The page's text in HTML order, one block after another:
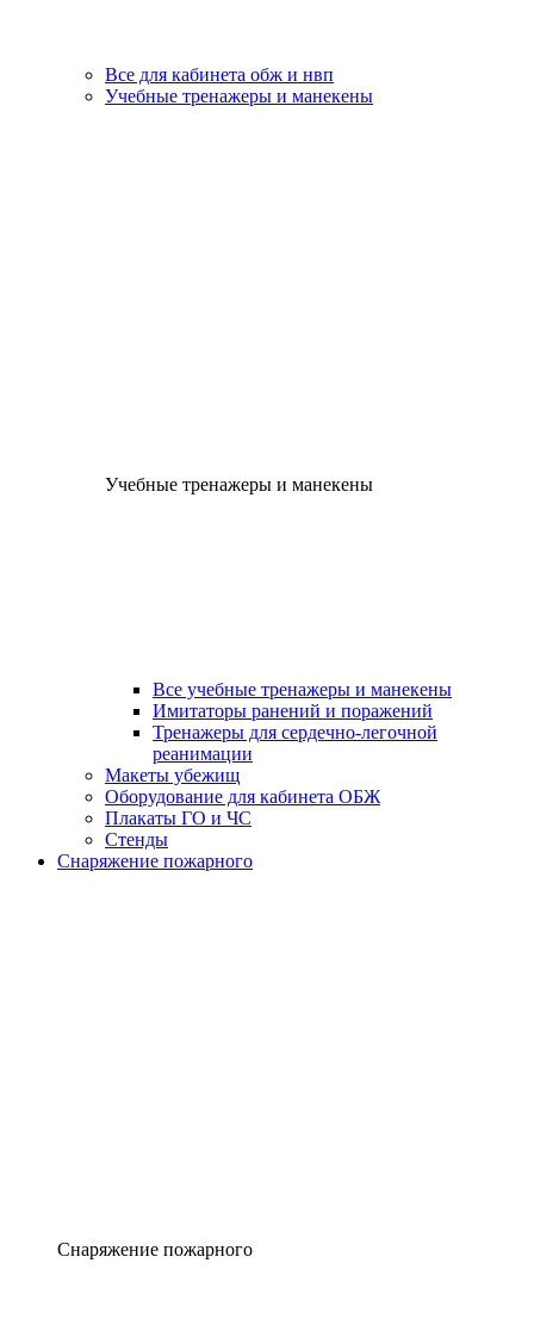
Все для кабинета обж и нвп
Учебные тренажеры и манекены
Учебные тренажеры и манекены
Все учебные тренажеры и манекены
Имитаторы ранений и поражений
Тренажеры для сердечно-легочной
реанимации
Макеты убежищ
Оборудование для кабинета ОБЖ
Плакаты ГО и ЧС
Стенды
Снаряжение пожарного
Снаряжение пожарного